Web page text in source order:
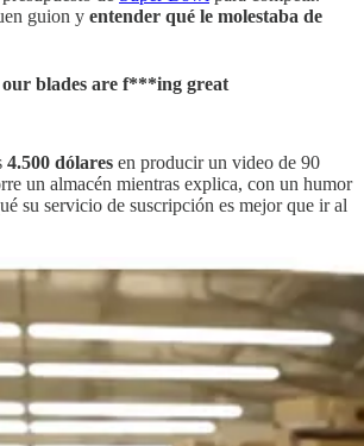
guion y entender qué le molestaba de
blades are f***ing great
4.500 dólares en producir un video de 90
un almacén mientras explica, con un humor
su servicio de suscripción es mejor que ir al